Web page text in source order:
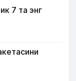
7 та энг